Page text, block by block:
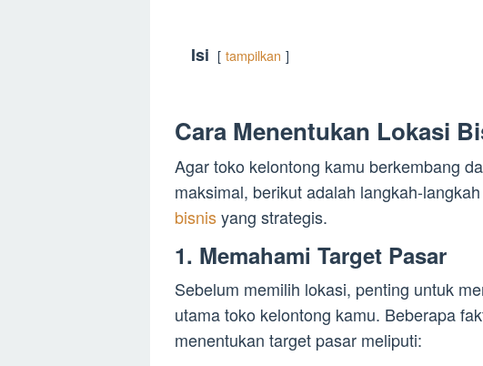
Isi tampilkan
Cara Menentukan Lokasi
Agar toko kelontong kamu berkembang
maksimal, berikut adalah langkah-
bisnisyang strategis.
1. Memahami Target Pasar
Sebelum memilih lokasi, penting untuk
utama toko kelontong kamu. Beberapa
menentukan target pasar meliputi: